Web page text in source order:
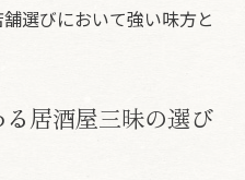
選びにおいて強い味方と
居酒屋三昧の選び